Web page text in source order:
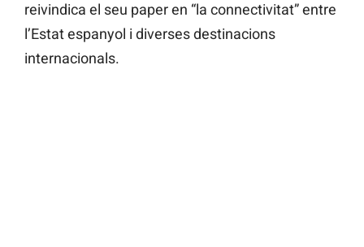
reivindica el seu paper en “la connectivitat” entre
l’Estat espanyol i diverses destinacions
internacionals.